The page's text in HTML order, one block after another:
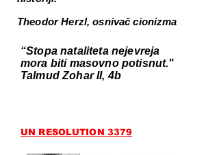
“Stopa nataliteta nejevreja
mora biti masovno potisnut."
Talmud Zohar II, 4b
Theodor Herzl, osnivač cionizma
UN RESOLUTION 3379